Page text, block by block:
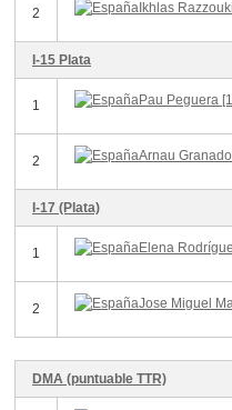
2 Ikhlas
I-15 Plata
1 Pau Peguera
2 Arnau Granado
I-17 (Plata)
1 Elena
2 Jose Miguel
DMA (puntuable TTR)